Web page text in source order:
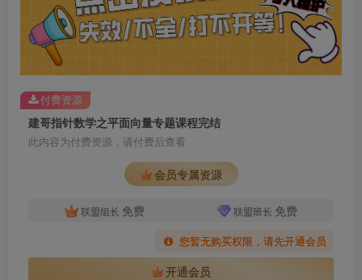
建哥指针数学之平面向量专题课程完结
此内容为付费资源，请付费后查看
会员专属资源
联盟组长 免费 联盟班长 免费
您暂无购买权限，请先开通会员
开通会员
付费资源